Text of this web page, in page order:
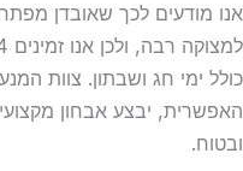
אנו מודעים לכך שאובדן
כולל ימי חג ושבתון. צוות
האפשרית, יבצע אבחון
ובטוח.